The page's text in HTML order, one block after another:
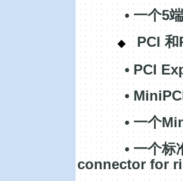
• 一个5
◆ PCI 和
• PCI
• MiniPCI
• 一个
• 一个标
connector for